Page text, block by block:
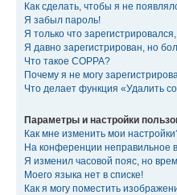
Как сделать, чтобы я не
Я забыл пароль!
Я только что
Я давно зарегистрирован, но
Что такое COPPA?
Почему я не могу
Что делает функция «Удалить
Параметры и настройки
Как мне изменить мои
На конференции неправильное
Я изменил часовой пояс, но
Моего языка нет в списке!
Как я могу поместить